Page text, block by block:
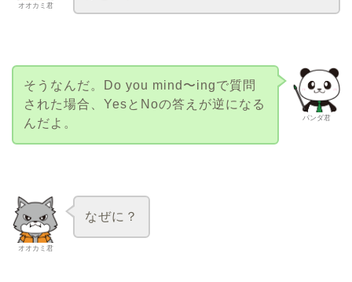
オオカミ君
パンダ君
そうなんだ。Do you mind〜ingで質問
された場合、YesとNoの答えが逆になる
んだよ。
オオカミ君
なぜに？